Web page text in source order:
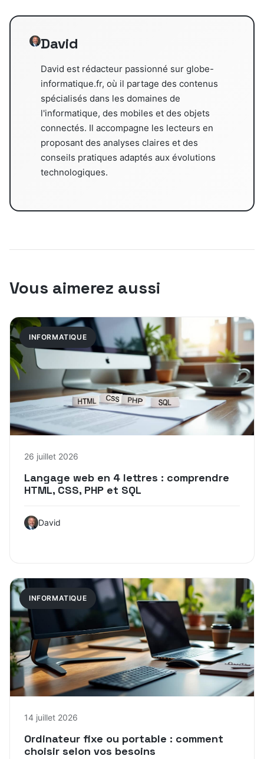
David
David est rédacteur passionné sur globe-
informatique.fr, où il partage des contenus
spécialisés dans les domaines de
l'informatique, des mobiles et des objets
connectés. Il accompagne les lecteurs en
proposant des analyses claires et des
conseils pratiques adaptés aux évolutions
technologiques.
Vous aimerez aussi
INFORMATIQUE
26 juillet 2026
Langage web en 4 lettres : comprendre
HTML, CSS, PHP et SQL
David
INFORMATIQUE
14 juillet 2026
Ordinateur fixe ou portable : comment
choisir selon vos besoins